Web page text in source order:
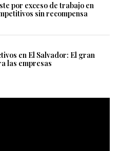
por exceso de trabajo en
sin recompensa
en El Salvador: El gran
las empresas